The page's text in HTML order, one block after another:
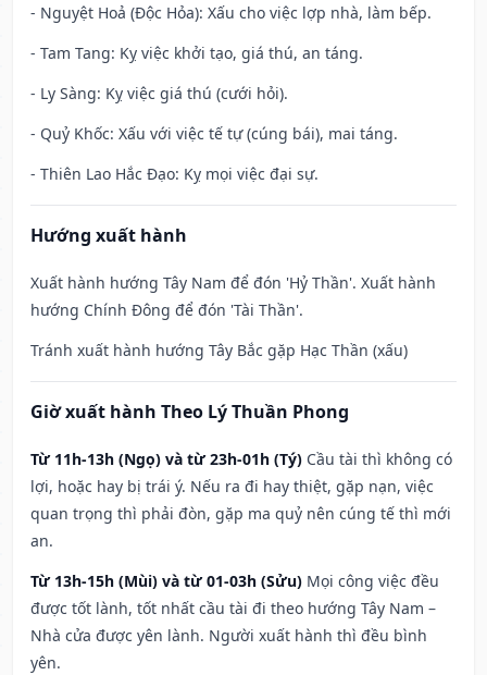
- Nguyệt Hoả (Độc Hỏa): Xấu cho việc lợp nhà, làm bếp.
- Tam Tang: Kỵ việc khởi tạo, giá thú, an táng.
- Ly Sàng: Kỵ việc giá thú (cưới hỏi).
- Quỷ Khốc: Xấu với việc tế tự (cúng bái), mai táng.
- Thiên Lao Hắc Đạo: Kỵ mọi việc đại sự.
Hướng xuất hành
Xuất hành hướng Tây Nam để đón 'Hỷ Thần'. Xuất hành
hướng Chính Đông để đón 'Tài Thần'.
Tránh xuất hành hướng Tây Bắc gặp Hạc Thần (xấu)
Giờ xuất hành Theo Lý Thuần Phong
Từ 11h-13h (Ngọ) và từ 23h-01h (Tý) Cầu tài thì không có
lợi, hoặc hay bị trái ý. Nếu ra đi hay thiệt, gặp nạn, việc
quan trọng thì phải đòn, gặp ma quỷ nên cúng tế thì mới
an.
Từ 13h-15h (Mùi) và từ 01-03h (Sửu) Mọi công việc đều
được tốt lành, tốt nhất cầu tài đi theo hướng Tây Nam –
Nhà cửa được yên lành. Người xuất hành thì đều bình
yên.